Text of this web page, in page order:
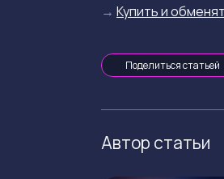
→ Купить и
Поделиться статьей
Автор статьи